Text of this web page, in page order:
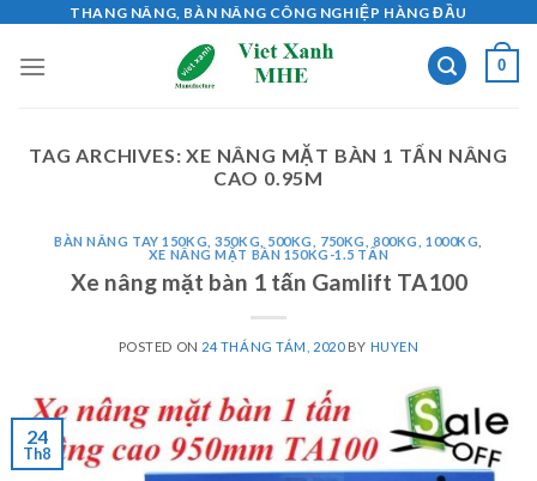
content
THANG NÂNG, BÀN NÂNG CÔNG NGHIỆP HÀNG ĐẦU
0
TAG ARCHIVES:XE NÂNG MẶT BÀN 1 TẤN NÂNG
CAO 0.95M
BÀN NÂNG TAY 150KG, 350KG, 500KG, 750KG, 800KG, 1000KG
XE NÂNG MẶT BÀN 150KG-1.5 TẤN
Xe nâng mặt bàn 1 tấn Gamlift TA100
POSTED ON 24 THÁNG TÁM, 2020BY HUYEN
24
Th8